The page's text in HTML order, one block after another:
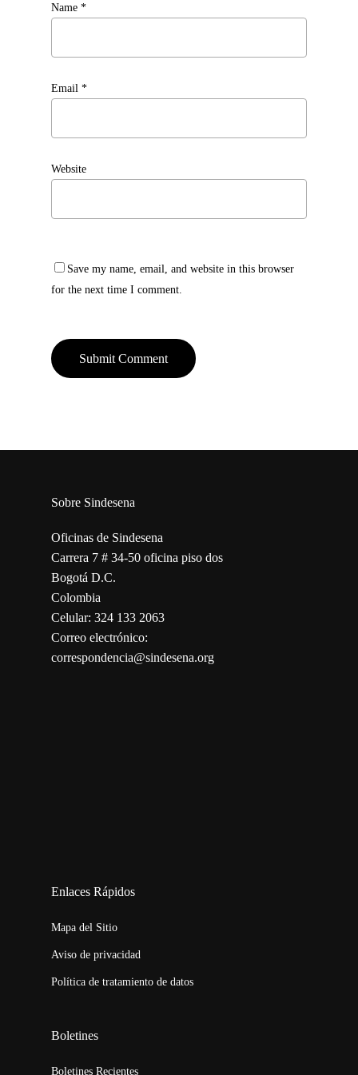
Name *
Email *
Website
Save my name, email, and website in this browser
for the next time I comment.
Sobre Sindesena
Oficinas de Sindesena
Carrera 7 # 34-50 oficina piso dos
Bogotá D.C.
Colombia
Celular: 324 133 2063
Correo electrónico:
correspondencia@sindesena.org
Enlaces Rápidos
Mapa del Sitio
Aviso de privacidad
Política de tratamiento de datos
Boletines
Boletines Recientes